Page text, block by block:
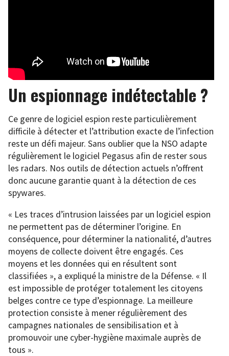
Un espionnage indétectable ?
Ce genre de logiciel espion reste particulièrement
difficile à détecter et l’attribution exacte de l’infection
reste un défi majeur. Sans oublier que la NSO adapte
régulièrement le logiciel Pegasus afin de rester sous
les radars. Nos outils de détection actuels n’offrent
donc aucune garantie quant à la détection de ces
spywares.
« Les traces d’intrusion laissées par un logiciel espion
ne permettent pas de déterminer l’origine. En
conséquence, pour déterminer la nationalité, d’autres
moyens de collecte doivent être engagés. Ces
moyens et les données qui en résultent sont
classifiées », a expliqué la ministre de la Défense. « Il
est impossible de protéger totalement les citoyens
belges contre ce type d’espionnage. La meilleure
protection consiste à mener régulièrement des
campagnes nationales de sensibilisation et à
promouvoir une cyber-hygiène maximale auprès de
tous ».